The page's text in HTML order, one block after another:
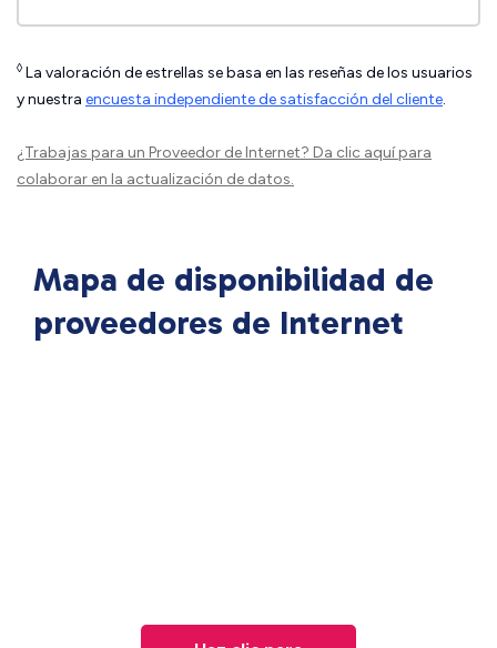
◊ La valoración de estrellas se basa en las reseñas de los usuarios
y nuestra encuesta independiente de satisfacción del cliente.
¿Trabajas para un Proveedor de Internet? Da clic aquípara
colaborar en la actualización de datos.
Mapa de disponibilidad de
proveedores de Internet